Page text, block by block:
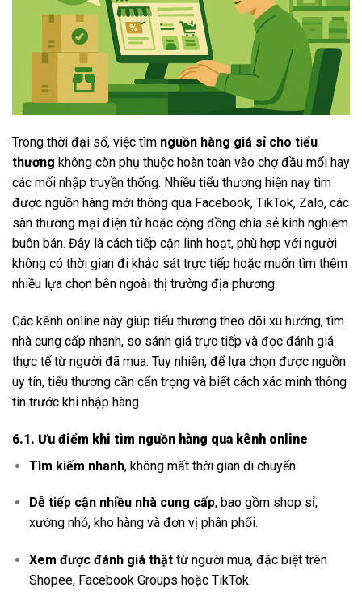
Trong thời đại số, việc tìm nguồn hàng giá sỉ cho tiểu
thương không còn phụ thuộc hoàn toàn vào chợ đầu mối hay
các mối nhập truyền thống. Nhiều tiểu thương hiện nay tìm
được nguồn hàng mới thông qua Facebook, TikTok, Zalo, các
sàn thương mại điện tử hoặc cộng đồng chia sẻ kinh nghiệm
buôn bán. Đây là cách tiếp cận linh hoạt, phù hợp với người
không có thời gian đi khảo sát trực tiếp hoặc muốn tìm thêm
nhiều lựa chọn bên ngoài thị trường địa phương.
Các kênh online này giúp tiểu thương theo dõi xu hướng, tìm
nhà cung cấp nhanh, so sánh giá trực tiếp và đọc đánh giá
thực tế từ người đã mua. Tuy nhiên, để lựa chọn được nguồn
uy tín, tiểu thương cần cẩn trọng và biết cách xác minh thông
tin trước khi nhập hàng.
6.1. Ưu điểm khi tìm nguồn hàng qua kênh online
Tìm kiếm nhanh, không mất thời gian di chuyển.
Dễ tiếp cận nhiều nhà cung cấp, bao gồm shop sỉ,
xưởng nhỏ, kho hàng và đơn vị phân phối.
Xem được đánh giá thậttừ người mua, đặc biệt trên
Shopee, Facebook Groups hoặc TikTok.